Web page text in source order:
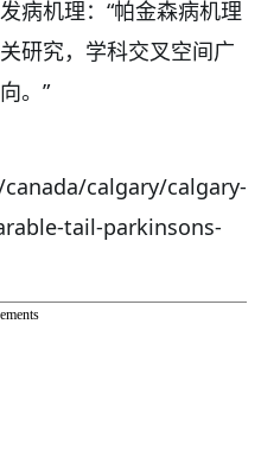
病机理：“帕金森病机理
研究，学科交叉空间广
。”
calgary/calgary-
tail-parkinsons-